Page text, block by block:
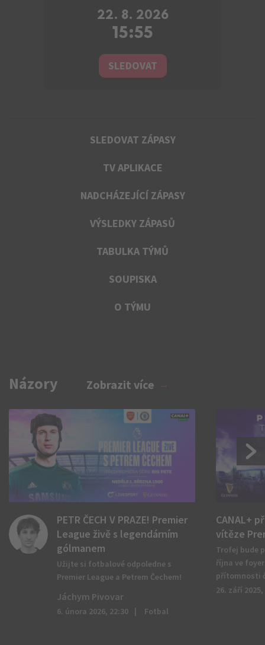
22. 8. 2026
15:55
SLEDOVAT
SLEDOVAT ZÁPASY
TV APLIKACE
NADCHÁZEJÍCÍ ZÁPASY
VÝSLEDKY ZÁPASŮ
TABULKA TÝMŮ
SOUPISKA
O TÝMU
Názory Zobrazit více
PETR ČECH V PRAZE! Premier
League živě s legendárním
gólmanem
Užijte si fotbalové odpoledne s
Premier League a Petrem Čechem!
Jáchym Pivovar
6. února 2026, 22:30 Fotbal
CANAL+
vítěze
Trofej bude
října ve
přítomnosti
26. září 2025,